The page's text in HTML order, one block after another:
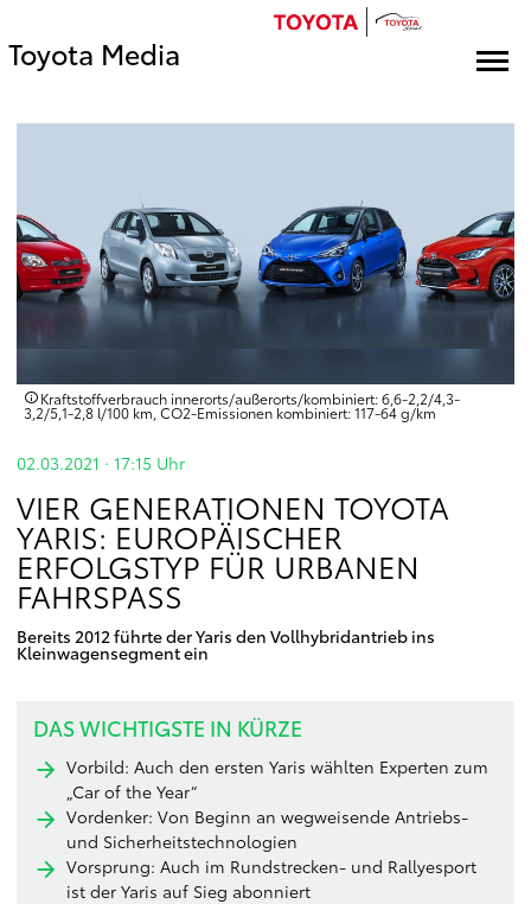
Toyota Media
Kraftstoffverbrauch innerorts/außerorts/kombiniert: 6,6-2,2/4,3-
3,2/5,1-2,8 l/100 km, CO2-Emissionen kombiniert: 117-64 g/km
02.03.2021 · 17:15 Uhr
VIER GENERATIONEN TOYOTA
YARIS: EUROPÄISCHER
ERFOLGSTYP FÜR URBANEN
FAHRSPASS
Bereits 2012 führte der Yaris den Vollhybridantrieb ins
Kleinwagensegment ein
DAS WICHTIGSTE IN KÜRZE
Vorbild: Auch den ersten Yaris wählten Experten zum
„Car of the Year“
Vordenker: Von Beginn an wegweisende Antriebs-
und Sicherheitstechnologien
Vorsprung: Auch im Rundstrecken- und Rallyesport
ist der Yaris auf Sieg abonniert